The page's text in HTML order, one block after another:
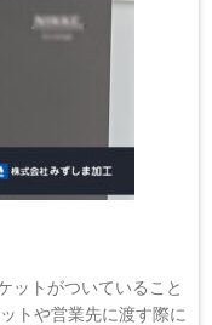
ットがついていること
トや営業先に渡す際に